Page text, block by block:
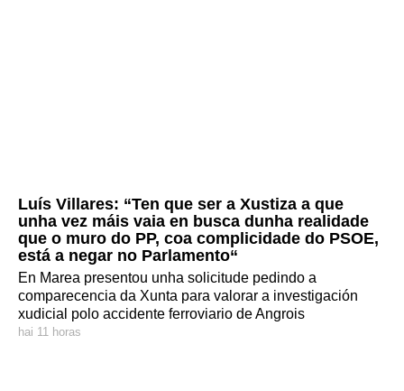
Luís Villares: “Ten que ser a Xustiza a que
unha vez máis vaia en busca dunha realidade
que o muro do PP, coa complicidade do PSOE,
está a negar no Parlamento“
En Marea presentou unha solicitude pedindo a
comparecencia da Xunta para valorar a investigación
xudicial polo accidente ferroviario de Angrois
hai 11 horas